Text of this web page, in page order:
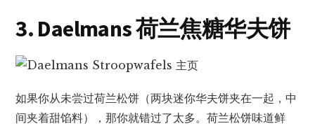
3. Daelmans 荷兰焦糖华夫饼
如果你从未尝过荷兰松饼（两块迷你华夫饼夹在一起，中
间夹着甜馅料），那你就错过了太多。荷兰松饼味道鲜